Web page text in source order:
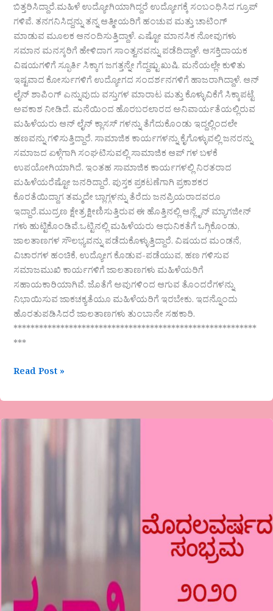
ಬಿತ್ತರಿಸಿದ್ದಾರೆ.ಮಹಿಳೆ ಉದ್ಯೋಗಿಯಾಗಿದ್ದರೆ ಉದ್ಯೋಗಕ್ಕೆ ಸಂಬಂಧಿಸಿದ ಗ್ರೂಪ್
ಗಳಿವೆ. ತನಗನಿಸಿದ್ದನ್ನು ತನ್ನ ಆತ್ಮೀಯರಿಗೆ ಹಂಚುವ ಮತ್ತು ಚಾಟಿಂಗ್
ಮಾಡುವ ಮೂಲಕ ಆನಂದಿಸುತ್ತಿದ್ದಾಳೆ. ಎಷ್ಟೋ ಮಾನಸಿಕ ನೋವುಗಳು
ಸಮಾನ ಮನಸ್ಕರಿಗೆ ಹೇಳಿದಾಗ ಸಾಂತ್ವನವನ್ನು ಪಡೆದಿದ್ದಾಳೆ. ಆಸಕ್ತಿದಾಯಕ
ವಿಷಯಗಳಿಗೆ ಸ್ಫೂರ್ತಿ ಸಿಕ್ಕಾಗ ಜಗತ್ತನ್ನೇ ಗೆದ್ದಷ್ಟು ಖುಷಿ. ಮನೆಯಲ್ಲೇ ಕುಳಿತು
ಇಷ್ಟವಾದ ಕೋರ್ಸುಗಳಿಗೆ ಉದ್ಯೋಗದ ಸಂದರ್ಶನಗಳಿಗೆ ಹಾಜರಾಗಿದ್ದಾಳೆ. ಆನ್
ಲೈನ್ ಶಾಪಿಂಗ್ ಎನ್ನುವುದು ವಸ್ತುಗಳ ಮಾರಾಟ ಮತ್ತು ಕೊಳ್ಳುವಿಕೆಗೆ ಸಿಕ್ಕಾಪಟ್ಟೆ
ಅವಕಾಶ ನೀಡಿದೆ. ಮನೆಯಿಂದ ಹೊರಬರಲಾರದ ಅನಿವಾರ್ಯತೆಯಲ್ಲಿರುವ
ಮಹಿಳೆಯರು ಆನ್ ಲೈನ್ ಕ್ಲಾಸಸ್ ಗಳನ್ನು ತೆಗೆದುಕೊಂಡು ಇದ್ದಲ್ಲಿಂದಲೇ
ಹಣವನ್ನು ಗಳಿಸುತ್ತಿದ್ದಾರೆ. ಸಾಮಾಜಿಕ ಕಾರ್ಯಗಳನ್ನು ಕೈಗೊಳ್ಳುವಲ್ಲಿ ಜನರನ್ನು
ಸಮಾಜದ ಏಳ್ಗೆಗಾಗಿ ಸಂಘಟಿಸುವಲ್ಲಿ ಸಾಮಾಜಿಕ ಆಪ್ ಗಳ ಬಳಕೆ
ಉಪಯೋಗಿಯಾಗಿದೆ. ಇಂತಹ ಸಾಮಾಜಿಕ ಕಾರ್ಯಗಳಲ್ಲಿ ನಿರತರಾದ
ಮಹಿಳೆಯರೆಷ್ಟೋ ಜನರಿದ್ದಾರೆ. ಪುಸ್ತಕ ಪ್ರಕಟಣೆಗಾಗಿ ಪ್ರಕಾಶಕರ
ಕೊರತೆಯಿದ್ದಾಗ ತಮ್ಮದೇ ಬ್ಲಾಗ್ಗಳನ್ನು ತೆರೆದು ಜನಪ್ರಿಯರಾದವರೂ
ಇದ್ದಾರೆ.ಮುದ್ರಣ ಕ್ಷೇತ್ರ ಕ್ಷೀಣಿಸುತ್ತಿರುವ ಈ ಹೊತ್ತಿನಲ್ಲಿ ಆನ್ಲೈನ್ ಮ್ಯಾಗಜೀನ್
ಗಳು ಹುಟ್ಟಿಕೊಂಡಿವೆ.ಒಟ್ಟಿನಲ್ಲಿ ಮಹಿಳೆಯರು ಆಧುನಿಕತೆಗೆ ಒಗ್ಗಿಕೊಂಡು,
ಜಾಲತಾಣಗಳ ಸೌಲಭ್ಯವನ್ನು ಪಡೆದುಕೊಳ್ಳುತ್ತಿದ್ದಾರೆ. ವಿಷಯದ ಮಂಡನೆ,
ವಿಚಾರಗಳ ಹಂಚಿಕೆ, ಉದ್ಯೋಗ ಕೊಡುವ-ಪಡೆಯುವ, ಹಣ ಗಳಿಸುವ
ಸಮಾಜಮುಖಿ ಕಾರ್ಯಗಳಿಗೆ ಜಾಲತಾಣಗಳು ಮಹಿಳೆಯರಿಗೆ
ಸಹಾಯಕಾರಿಯಾಗಿವೆ. ಜೊತೆಗೆ ಅವುಗಳಿಂದ ಆಗುವ ತೊಂದರೆಗಳನ್ನು
ನಿಭಾಯಿಸುವ ಜಾಕಚಕ್ಯತೆಯೂ ಮಹಿಳೆಯರಿಗೆ ಇರಬೇಕು. ಇದನ್ನೊಂದು
ಹೊರತುಪಡಿಸಿದರೆ ಜಾಲತಾಣಗಳು ತುಂಬಾನೇ ಸಹಕಾರಿ.
*********************************************************
***
Read Post »